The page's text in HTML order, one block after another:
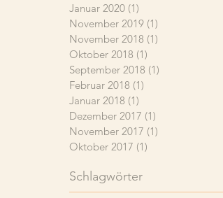
Januar 2020 (1)
November 2019 (1)
November 2018 (1)
Oktober 2018 (1)
September 2018 (1)
Februar 2018 (1)
Januar 2018 (1)
Dezember 2017 (1)
November 2017 (1)
Oktober 2017 (1)
Schlagwörter